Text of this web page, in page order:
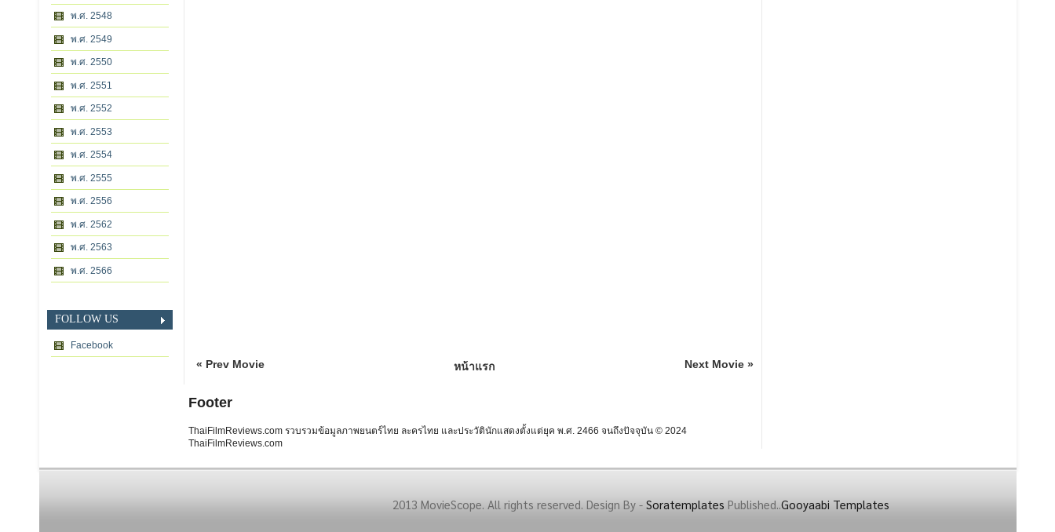
พ.ศ. 2548
พ.ศ. 2549
พ.ศ. 2550
พ.ศ. 2551
พ.ศ. 2552
พ.ศ. 2553
พ.ศ. 2554
พ.ศ. 2555
พ.ศ. 2556
พ.ศ. 2562
พ.ศ. 2563
พ.ศ. 2566
FOLLOW US
Facebook
« Prev Movie Next Movie »
หน้าแรก
Footer
ThaiFilmReviews.com รวบรวมข้อมูลภาพยนตร์ไทย ละครไทย และประวัตินักแสดงตั้งแต่ยุค พ.ศ. 2466 จนถึงปัจจุบัน © 2024
ThaiFilmReviews.com
2013 MovieScope. All rights reserved. Design By - Soratemplates Published..Gooyaabi Templates